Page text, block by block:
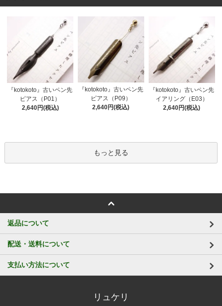
『kotokoto』古いペン先
ピアス（P01）
2,640円(税込)
『kotokoto』古いペン先
ピアス（P09）
2,640円(税込)
『kotokoto』古いペン先
イアリング（E03）
2,640円(税込)
もっと見る
返品について
配送・送料について
支払い方法について
リュケリ